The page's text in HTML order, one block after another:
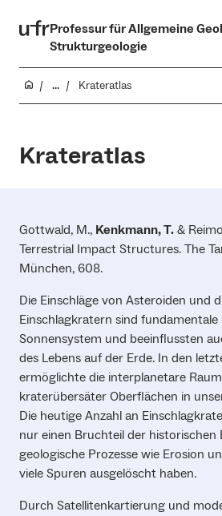
Professur für Allgemeine
Strukturgeologie
... Krateratlas
Krateratlas
Gottwald, M., Kenkmann, T. &
Terrestrial Impact Structures. The
München, 608.
Die Einschläge von Asteroiden und
Einschlagkratern sind fundamentale
Sonnensystem und beeinflussten
des Lebens auf der Erde. In den
ermöglichte die interplanetare
kraterübersäter Oberflächen in
Die heutige Anzahl an
nur einen Bruchteil der historischen
geologische Prozesse wie Erosion
viele Spuren ausgelöscht haben.
Durch Satellitenkartierung und